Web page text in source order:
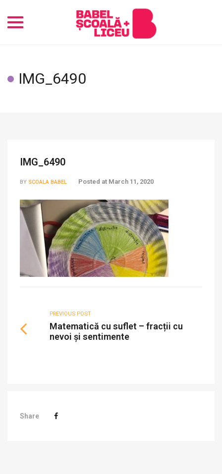
Toggle
IMG_6490
IMG_6490
BY SCOALA BABEL Posted at March 11, 2020
PREVIOUS POST
Matematică cu suflet – fracții cu
nevoi și sentimente
Share